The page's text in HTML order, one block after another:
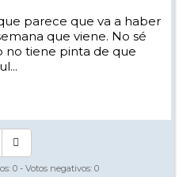
parece que va a haber
que viene. No sé
no tiene pinta de que
0 - Votos negativos: 0